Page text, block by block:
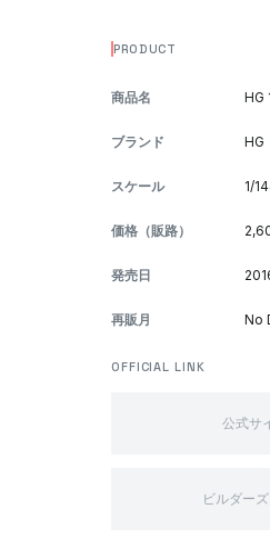
PRODUCT
商品名 HG
ブランド HG
スケール 1/
価格（販路）
発売日
再販月 No
OFFICIAL LINK
公式サ
ビルダー